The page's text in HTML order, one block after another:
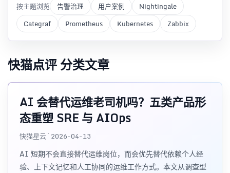
按主题浏览 告警治理 用户案例
Nightingale
Categraf
Prometheus Kubernetes Zabbix
快猫点评 分类文章
AI 会替代运维老司机吗？五类产品形
态重塑 SRE 与 AIOps
快猫星云 · 2026-04-13
AI 短期不会直接替代运维岗位，而会优先替代依赖个人经
验、上下文记忆和人工协同的运维工作方式。本文从调查型